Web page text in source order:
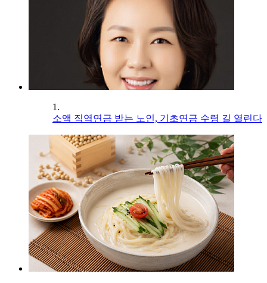
1.
소액 직역연금 받는 노인, 기초연금 수령 길 열린다